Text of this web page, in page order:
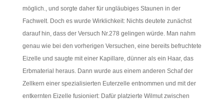
möglich., und sorgte daher für ungläubiges Staunen in der
Fachwelt. Doch es wurde Wirklichkeit: Nichts deutete zunächst
darauf hin, dass der Versuch Nr.278 gelingen würde. Man nahm
genau wie bei den vorherigen Versuchen, eine bereits befruchtete
Eizelle und saugte mit einer Kapillare, dünner als ein Haar, das
Erbmaterial heraus. Dann wurde aus einem anderen Schaf der
Zellkern einer spezialisierten Euterzelle entnommen und mit der
entkernten Eizelle fusioniert: Dafür platzierte Wilmut zwischen